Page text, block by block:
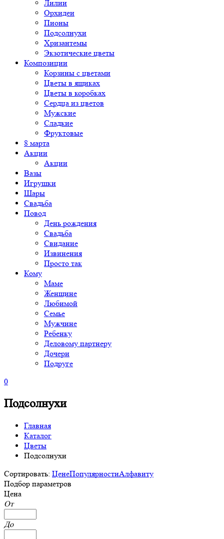
Лилии
Орхидеи
Пионы
Подсолнухи
Хризантемы
Экзотические цветы
Композиции
Корзины с цветами
Цветы в ящиках
Цветы в коробках
Сердца из цветов
Мужские
Сладкие
Фруктовые
8 марта
Акции
Акции
Вазы
Игрушки
Шары
Свадьба
Повод
День рождения
Свадьба
Свидание
Извинения
Просто так
Кому
Маме
Женщине
Любимой
Семье
Мужчине
Ребенку
Деловому партнеру
Дочери
Подруге
0
Подсолнухи
Главная
Каталог
Цветы
Подсолнухи
Сортировать: ЦенеПопулярностиАлфавиту
Подбор параметров
Цена
От
До